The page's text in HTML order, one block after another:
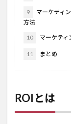
9
マーケティ
方法
10 マーケティ
11 まとめ
ROIとは